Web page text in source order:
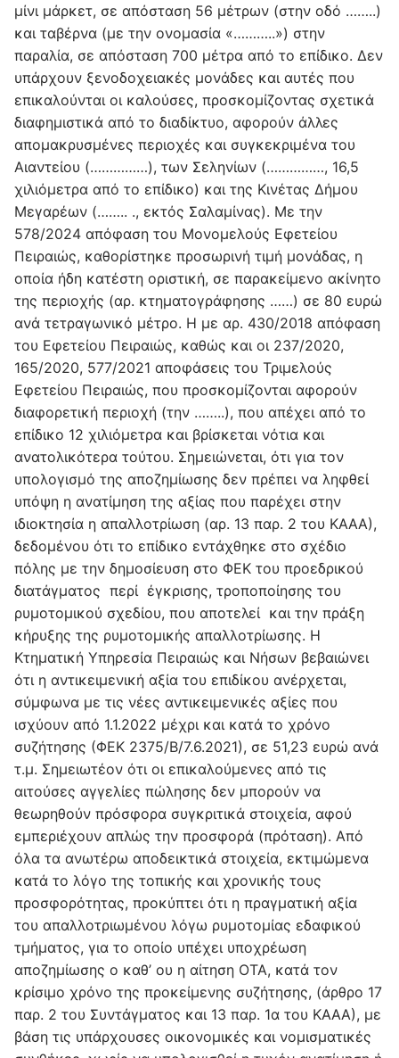
μίνι μάρκετ, σε απόσταση 56 μέτρων (στην οδό ……..)
και ταβέρνα (με την ονομασία «………..») στην
παραλία, σε απόσταση 700 μέτρα από το επίδικο. Δεν
υπάρχουν ξενοδοχειακές μονάδες και αυτές που
επικαλούνται οι καλούσες, προσκομίζοντας σχετικά
διαφημιστικά από το διαδίκτυο, αφορούν άλλες
απομακρυσμένες περιοχές και συγκεκριμένα του
Αιαντείου (……………), των Σεληνίων (……………, 16,5
χιλιόμετρα από το επίδικο) και της Κινέτας Δήμου
Μεγαρέων (…….. ., εκτός Σαλαμίνας). Με την
578/2024 απόφαση του Μονομελούς Εφετείου
Πειραιώς, καθορίστηκε προσωρινή τιμή μονάδας, η
οποία ήδη κατέστη οριστική, σε παρακείμενο ακίνητο
της περιοχής (αρ. κτηματογράφησης ……) σε 80 ευρώ
ανά τετραγωνικό μέτρο. Η με αρ. 430/2018 απόφαση
του Εφετείου Πειραιώς, καθώς και οι 237/2020,
165/2020, 577/2021 αποφάσεις του Τριμελούς
Εφετείου Πειραιώς, που προσκομίζονται αφορούν
διαφορετική περιοχή (την ……..), που απέχει από το
επίδικο 12 χιλιόμετρα και βρίσκεται νότια και
ανατολικότερα τούτου. Σημειώνεται, ότι για τον
υπολογισμό της αποζημίωσης δεν πρέπει να ληφθεί
υπόψη η ανατίμηση της αξίας που παρέχει στην
ιδιοκτησία η απαλλοτρίωση (αρ. 13 παρ. 2 του ΚΑΑΑ),
δεδομένου ότι το επίδικο εντάχθηκε στο σχέδιο
πόλης με την δημοσίευση στο ΦΕΚ του προεδρικού
διατάγματος περί έγκρισης, τροποποίησης του
ρυμοτομικού σχεδίου, που αποτελεί και την πράξη
κήρυξης της ρυμοτομικής απαλλοτρίωσης. Η
Κτηματική Υπηρεσία Πειραιώς και Νήσων βεβαιώνει
ότι η αντικειμενική αξία του επιδίκου ανέρχεται,
σύμφωνα με τις νέες αντικειμενικές αξίες που
ισχύουν από 1.1.2022 μέχρι και κατά το χρόνο
συζήτησης (ΦΕΚ 2375/Β/7.6.2021), σε 51,23 ευρώ ανά
τ.μ. Σημειωτέον ότι οι επικαλούμενες από τις
αιτούσες αγγελίες πώλησης δεν μπορούν να
θεωρηθούν πρόσφορα συγκριτικά στοιχεία, αφού
εμπεριέχουν απλώς την προσφορά (πρόταση). Από
όλα τα ανωτέρω αποδεικτικά στοιχεία, εκτιμώμενα
κατά το λόγο της τοπικής και χρονικής τους
προσφορότητας, προκύπτει ότι η πραγματική αξία
του απαλλοτριωμένου λόγω ρυμοτομίας εδαφικού
τμήματος, για το οποίο υπέχει υποχρέωση
αποζημίωσης ο καθ’ ου η αίτηση ΟΤΑ, κατά τον
κρίσιμο χρόνο της προκείμενης συζήτησης, (άρθρο 17
παρ. 2 του Συντάγματος και 13 παρ. 1α του ΚΑΑΑ), με
βάση τις υπάρχουσες οικονομικές και νομισματικές